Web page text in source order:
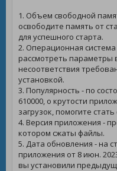
1. Объем свободной
освободите память от
для успешного старта.
2. Операционная
рассмотреть параметры
несоответствия
установкой.
3. Популярность - по
610000, о крутости
загрузок, помогите
4. Версия приложения -
котором сжаты файлы.
5. Дата обновления - на
приложения от 8 июн.
вы установили